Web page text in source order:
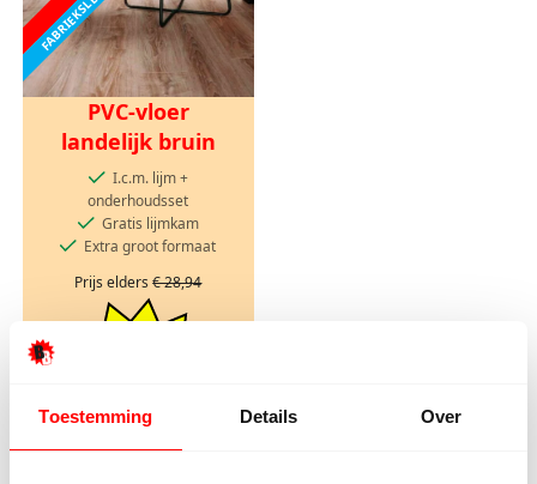
Toestemming Details Over
PVC-vloer
landelijk bruin
I.c.m. lijm +
onderhoudsset
Gratis lijmkam
Extra groot formaat
Prijs elders€ 28,94